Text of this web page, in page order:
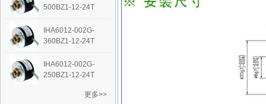
500BZ1-12-24T
IHA6012-002G-
360BZ1-12-24T
IHA6012-002G-
250BZ1-12-24T
更多>>